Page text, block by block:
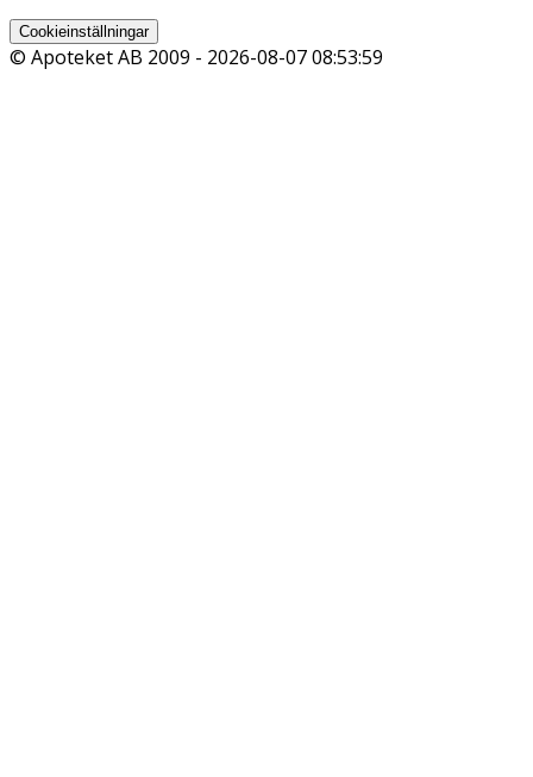
Cookieinställningar
© Apoteket AB 2009 - 2026-08-07 08:53:59